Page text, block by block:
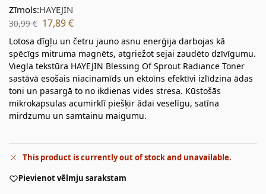
Zīmols:HAYEJIN
30,99€ 17,89€
Lotosa dīgļu un četru jauno asnu enerģija darbojas kā
spēcīgs mitruma magnēts, atgriežot sejai zaudēto dzīvīgumu.
Viegla tekstūra HAYEJIN Blessing Of Sprout Radiance Toner
sastāvā esošais niacinamīds un ektoīns efektīvi izlīdzina ādas
toni un pasargā to no ikdienas vides stresa. Kūstošās
mikrokapsulas acumirklī piešķir ādai veselīgu, satīna
mirdzumu un samtainu maigumu.
This product is currently out of stock and unavailable.
Pievienot vēlmju sarakstam